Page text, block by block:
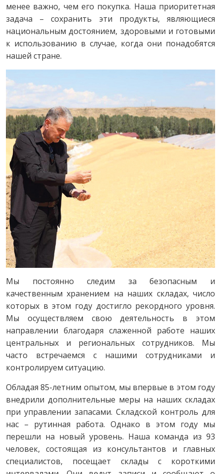
менее важно, чем его покупка. Наша приоритетная
задача – сохранить эти продукты, являющиеся
национальным достоянием, здоровыми и готовыми
к использованию в случае, когда они понадобятся
нашей стране.
Мы постоянно следим за безопасным и
качественным хранением на наших складах, число
которых в этом году достигло рекордного уровня.
Мы осуществляем свою деятельность в этом
направлении благодаря слаженной работе наших
центральных и региональных сотрудников. Мы
часто встречаемся с нашими сотрудниками и
контролируем ситуацию.
Обладая 85-летним опытом, мы впервые в этом году
внедрили дополнительные меры на наших складах
при управлении запасами. Складской контроль для
нас – рутинная работа. Однако в этом году мы
перешли на новый уровень. Наша команда из 93
человек, состоящая из консультантов и главных
специалистов, посещает склады с короткими